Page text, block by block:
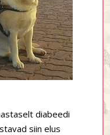
diabeedi
siin elus